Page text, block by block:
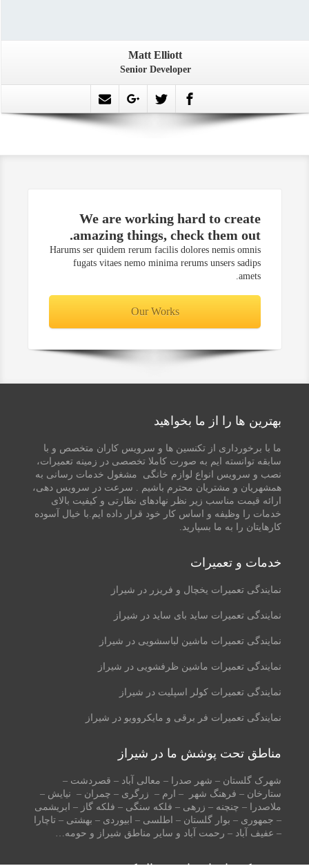
Matt Elliott
Senior Developer
We are working hard to create
amazing things, check them out.
Harums ser quidem rerum facilis dolores nemis omnis
fugats vitaes nemo minima rerums unsers sadips
amets.
Our Works
بهترین ها را از ما بخواهید
ما با برخورداری از تکنسین ها و سرویس کاران متخصص و با
سابقه توانسته ایم به صورت کاملا تخصصی در زمینه تعمیرات،
نصب و سرویس انواع لوازم خانگی مشغول خدمات رسانی به
همشهریان و مشتریان محترم باشیم . سرعت در سرویس دهی،
ارائه قیمت مناسب زیر نظر نهادهای نظارتی و کیفیت بالای
خدمات را وظیفه و اساس کار خود قرار داده ایم.با خیال آسوده
کارهایتان را به ما بسپارید.
خدمات و تعمیرات
نمایندگی تعمیرات یخچال و فریزر در شیراز
نمایندگی تعمیرات ساید بای ساید در شیراز
نمایندگی تعمیرات ماشین لباسشویی در شیراز
نمایندگی تعمیرات ماشین ظرفشویی در شیراز
نمایندگی تعمیرات کولر اسپلیت در شیراز
نمایندگی تعمیرات فر برقی و مایکروویو در شیراز
مناطق تحت پوشش ما در شیراز
شهرک گلستان – شهر صدرا – معالی آباد – قصردشت –
ستارخان – فرهنگ شهر – ارم – زرگری – چمران – نیایش –
ملاصدرا – چنچنه – زرهی – فلکه سنگی – فلکه گاز – ابریشمی
– جمهوری – بوار گلستان – اطلسی – ابیوردی – بهشتی – تاچارا
– عفیف آباد – رحمت آباد و سایر مناطق شیراز و حومه…